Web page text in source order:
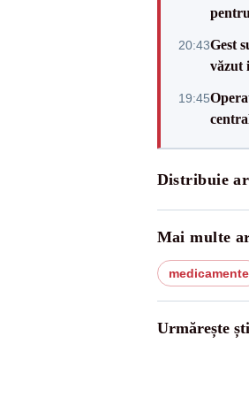
20:43Gest
văzut
19:45
Distribuie
Mai multe
medicamente
Urmărește